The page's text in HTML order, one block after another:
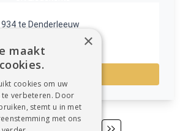
×
maakt
cookies om uw
verbeteren. Door
stemt u in met
met ons